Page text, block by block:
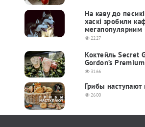
На каву до
хаскі зробили
мегапопулярним
2227
Коктейль Secret
Gordon’s
3166
Грибы наступают
2600